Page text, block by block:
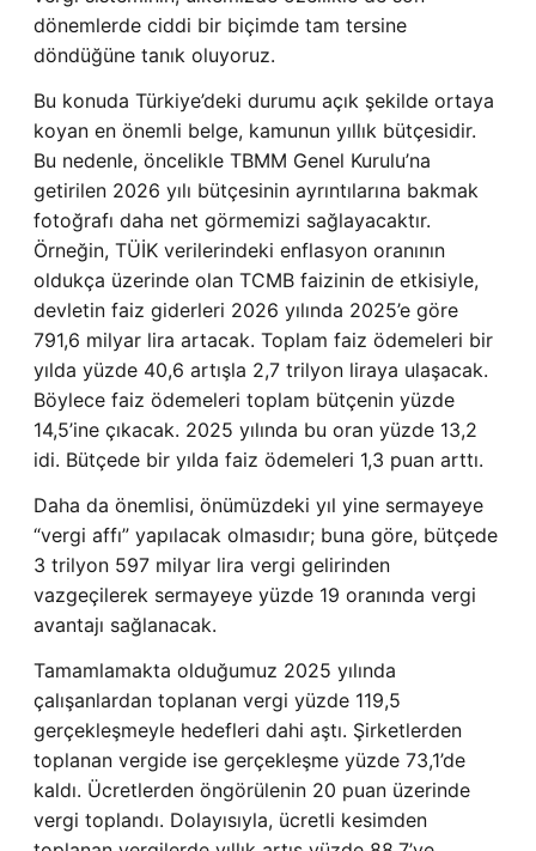
dönemlerde ciddi bir biçimde tam tersine
döndüğüne tanık oluyoruz.
Bu konuda Türkiye’deki durumu açık şekilde ortaya
koyan en önemli belge, kamunun yıllık bütçesidir.
Bu nedenle, öncelikle TBMM Genel Kurulu’na
getirilen 2026 yılı bütçesinin ayrıntılarına bakmak
fotoğrafı daha net görmemizi sağlayacaktır.
Örneğin, TÜİK verilerindeki enflasyon oranının
oldukça üzerinde olan TCMB faizinin de etkisiyle,
devletin faiz giderleri 2026 yılında 2025’e göre
791,6 milyar lira artacak. Toplam faiz ödemeleri bir
yılda yüzde 40,6 artışla 2,7 trilyon liraya ulaşacak.
Böylece faiz ödemeleri toplam bütçenin yüzde
14,5’ine çıkacak. 2025 yılında bu oran yüzde 13,2
idi. Bütçede bir yılda faiz ödemeleri 1,3 puan arttı.
Daha da önemlisi, önümüzdeki yıl yine sermayeye
“vergi affı” yapılacak olmasıdır; buna göre, bütçede
3 trilyon 597 milyar lira vergi gelirinden
vazgeçilerek sermayeye yüzde 19 oranında vergi
avantajı sağlanacak.
Tamamlamakta olduğumuz 2025 yılında
çalışanlardan toplanan vergi yüzde 119,5
gerçekleşmeyle hedefleri dahi aştı. Şirketlerden
toplanan vergide ise gerçekleşme yüzde 73,1’de
kaldı. Ücretlerden öngörülenin 20 puan üzerinde
vergi toplandı. Dolayısıyla, ücretli kesimden